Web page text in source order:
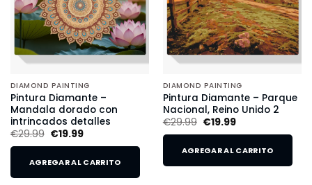
DIAMOND PAINTING
Pintura Diamante –
Mandala dorado con
intrincados detalles
€29.99 €19.99
AGREGAR AL CARRITO
DIAMOND PAINTING
Pintura Diamante – Parque
Nacional, Reino Unido 2
€29.99 €19.99
AGREGAR AL CARRITO